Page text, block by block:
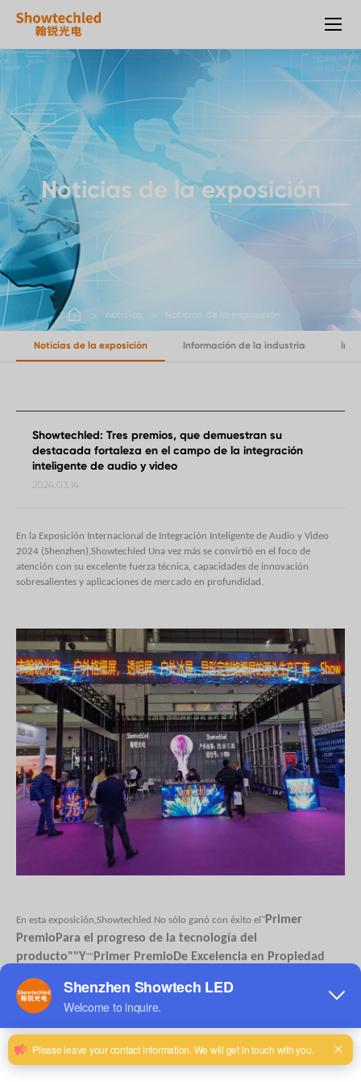
Pantalla
alquiler
al
aire
libre
del
LED
Noticias de la exposición
noticias Noticias de la exposición
Noticias de la exposición Información de la industria
Showtechled: Tres premios, que demuestran su
destacada fortaleza en el campo de la integración
inteligente de audio y video
2024.03.14
En la Exposición Internacional de Integración Inteligente de Audio y Video
2024 (Shenzhen),Showtechled Una vez más se convirtió en el foco de
atención con su excelente fuerza técnica, capacidades de innovación
sobresalientes y aplicaciones de mercado en profundidad.
En esta exposición,Showtechled No sólo ganó con éxito el"Primer
PremioPara el progreso de la tecnología del
producto""Y""Primer PremioDe Excelencia en Propiedad
Intelectual
Aplicaciones Comerciales""Emitido por la Asociación de Equipos de
Artes Escénicas de China, Se convirtió
pantalla de alquilerIndustria